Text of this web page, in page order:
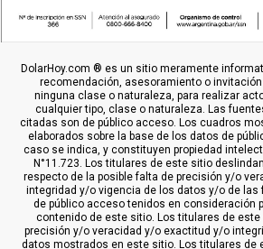
DolarHoy.com ® es un sitio meramente
recomendación, asesoramiento o
ninguna clase o naturaleza, para realizar
cualquier tipo, clase o naturaleza. Las
citadas son de público acceso. Los cuadros
elaborados sobre la base de los datos de
caso se indica, y constituyen propiedad
N°11.723. Los titulares de este sitio
respecto de la posible falta de precisión y/o
integridad y/o vigencia de los datos y/o de las
de público acceso tenidos en consideración
contenido de este sitio. Los titulares de
precisión y/o veracidad y/o exactitud y/o
datos mostrados en este sitio. Los titulares de